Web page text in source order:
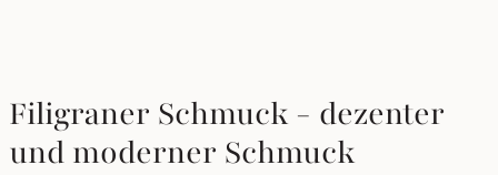
Filigraner Schmuck - dezenter
und moderner Schmuck